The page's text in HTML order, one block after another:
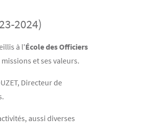
2024)
à l'École des Officiers
et ses valeurs.
Directeur de
aussi diverses